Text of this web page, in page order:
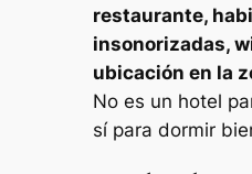
restaurante,
insonorizadas,
ubicación en la
No es un hotel
sí para dormir